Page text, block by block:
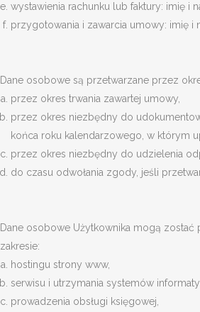
wystawienia rachunku lub faktury: imię i
przygotowania i zawarcia umowy: imię
Dane osobowe są przetwarzane przez
przez okres trwania zawartej umowy,
przez okres niezbędny do
końca roku kalendarzowego, w którym
przez okres niezbędny do udzielenia
do czasu odwołania zgody, jeśli
Dane osobowe Użytkownika mogą
zakresie:
hostingu strony www,
serwisu i utrzymania systemów
prowadzenia obsługi księgowej,